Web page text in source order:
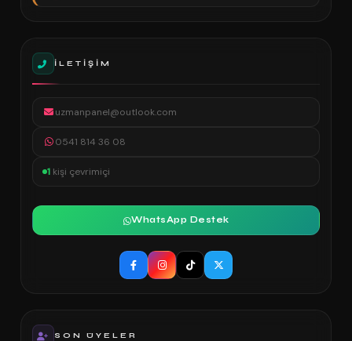
İLETIŞIM
uzmanpanel@outlook.com
0541 814 36 08
1 kişi çevrimiçi
WhatsApp Destek
SON ÜYELER